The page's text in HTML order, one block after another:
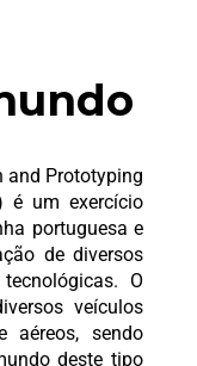
and Prototyping
é um exercício
portuguesa e
de diversos
O
veículos
aéreos, sendo
deste tipo